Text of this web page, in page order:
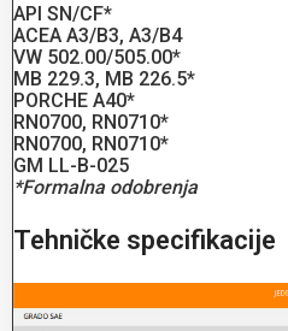
API SN/CF*
ACEA A3/B3, A3/B4
VW 502.00/505.00*
MB 229.3, MB 226.5*
PORCHE A40*
RN0700, RN0710*
RN0700, RN0710*
GM LL-B-025
*Formalna odobrenja
Tehničke specifikacije